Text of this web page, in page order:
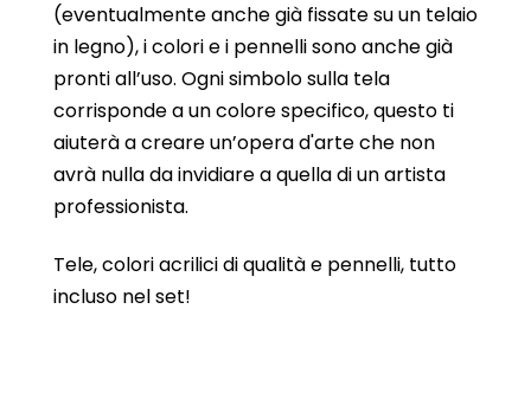
(eventualmente anche già fissate su un telaio
in legno), i colori e i pennelli sono anche già
pronti all’uso. Ogni simbolo sulla tela
corrisponde a un colore specifico, questo ti
aiuterà a creare un’opera d'arte che non
avrà nulla da invidiare a quella di un artista
professionista.
Tele, colori acrilici di qualità e pennelli, tutto
incluso nel set!